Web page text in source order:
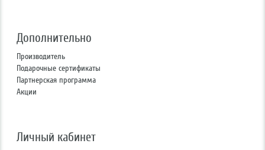
Дополнительно
Производитель
Подарочные сертификаты
Партнерская программа
Акции
Личный кабинет